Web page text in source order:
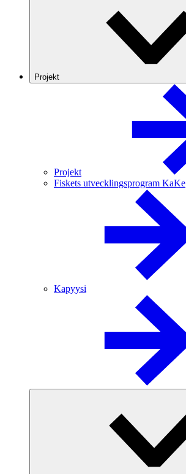
Projekt
Projekt
Fiskets utvecklingsprogram KaKe
Kapyysi